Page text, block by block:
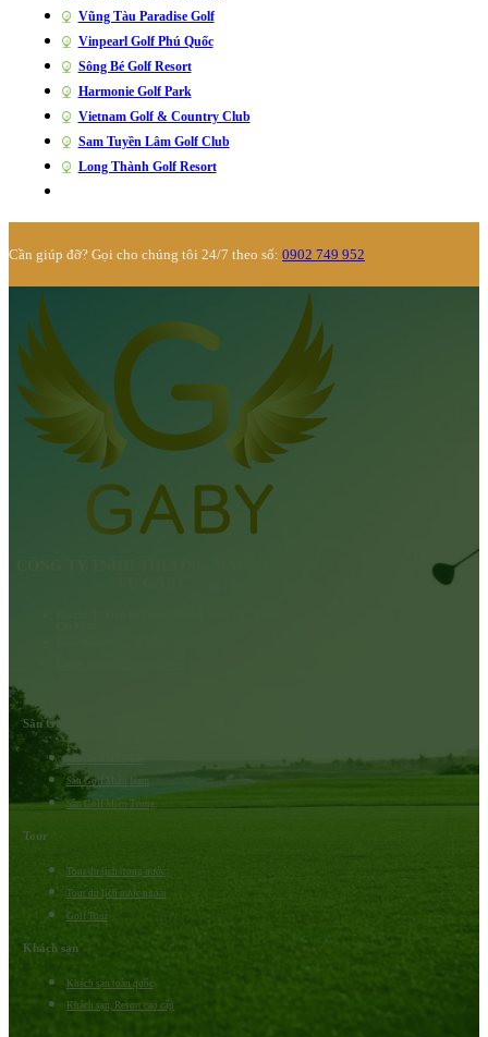
Vũng Tàu Paradise Golf
Vinpearl Golf Phú Quốc
Sông Bé Golf Resort
Harmonie Golf Park
Vietnam Golf & Country Club
Sam Tuyền Lâm Golf Club
Long Thành Golf Resort
Cần giúp đỡ? Gọi cho chúng tôi 24/7 theo số: 0902 749 952
Sân Golf
Sân Golf Miền Nam
Sân Golf Miền Trung
Tour
Tour du lịch trong nước
Tour du lịch nước ngoài
Golf Tour
Khách sạn
Khách sạn toàn quốc
Khách sạn, Resort cao cấp